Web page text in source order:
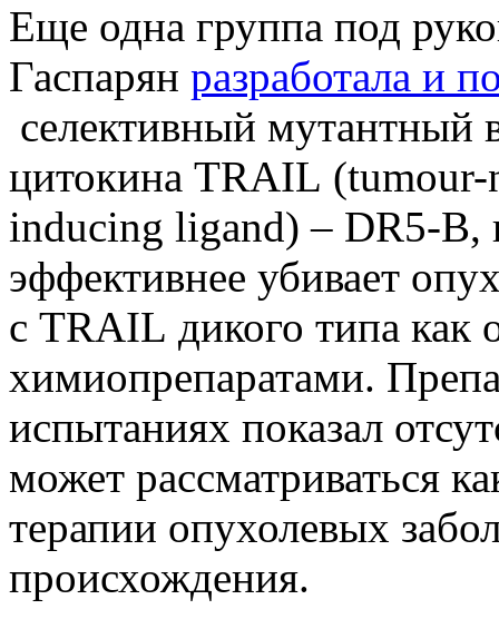
Еще одна группа под
Гаспарян разработала и
селективный мутантный
цитокина TRAIL (tumour-
inducing ligand) – DR5-B,
эффективнее убивает
с TRAIL дикого типа как
химиопрепаратами.
испытаниях показал
может рассматриваться
терапии опухолевых
происхождения.